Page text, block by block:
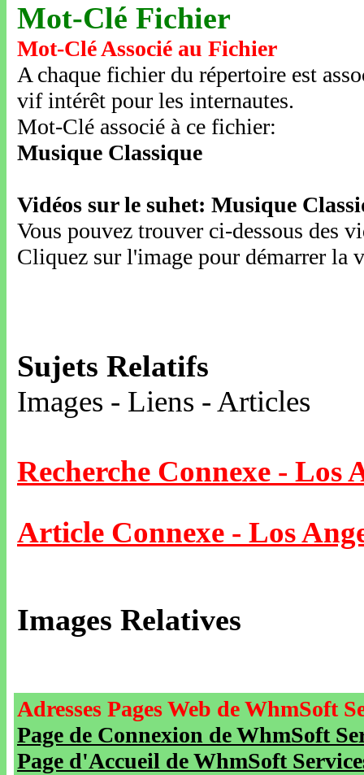
Mot-Clé Fichier
Mot-Clé Associé au Fichier
A chaque fichier du répertoire est
vif intérêt pour les internautes.
Mot-Clé associé à ce fichier:
Musique Classique
Vidéos sur le suhet: Musique
Vous pouvez trouver ci-dessous des
Cliquez sur l'image pour démarrer la
Sujets Relatifs
Images - Liens - Articles
Recherche Connexe - Los
Article Connexe - Los
Images Relatives
Adresses Pages Web de WhmSoft
Page de Connexion de WhmSoft
Page d'Accueil de WhmSoft